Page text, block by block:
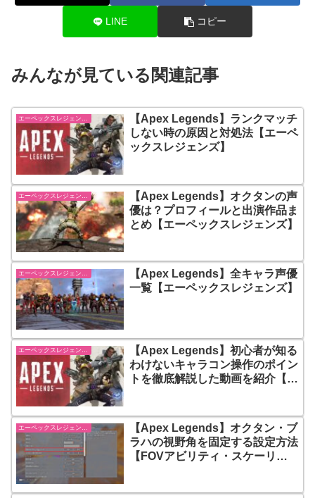
LINE コピー
みんなが見ている関連記事
エーペックスレジェンズ【Apex Legends】
【Apex Legends】ランクマッチ
しない時の原因と対処法【エーペ
ックスレジェンズ】
エーペックスレジェンズ【Apex Legends】
【Apex Legends】オクタンの声
優は？プロフィールと出演作品ま
とめ【エーペックスレジェンズ】
【Apex Legends】全キャラ声優
一覧【エーペックスレジェンズ】
エーペックスレジェンズ【Apex Legends】
【Apex Legends】初心者が知る
わけないキャラコン操作のポイン
トを徹底解説した動画を紹介【エ
エーペックスレジェンズ【Apex Legends】
【Apex Legends】オクタン・ブ
ラハの視野角を固定する設定方法
【FOVアビリティ・スケーリン